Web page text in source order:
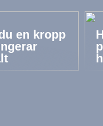
en kropp